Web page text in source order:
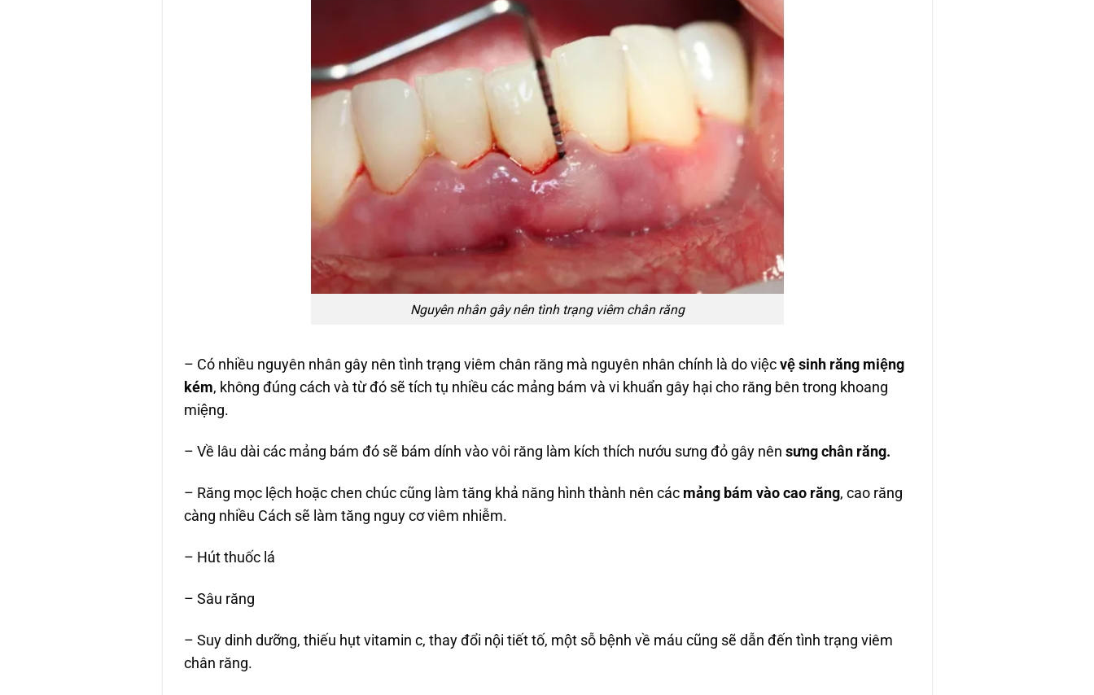
Nguyên nhân gây nên tình trạng viêm chân răng
– Có nhiều nguyên nhân gây nên tình trạng viêm chân răng mà nguyên nhân chính là do việc vệ sinh răng miệng
kém, không đúng cách và từ đó sẽ tích tụ nhiều các mảng bám và vi khuẩn gây hại cho răng bên trong khoang
miệng.
– Về lâu dài các mảng bám đó sẽ bám dính vào vôi răng làm kích thích nướu sưng đỏ gây nên sưng chân răng.
– Răng mọc lệch hoặc chen chúc cũng làm tăng khả năng hình thành nên các mảng bám vào cao răng, cao răng
càng nhiều Cách sẽ làm tăng nguy cơ viêm nhiễm.
– Hút thuốc lá
– Sâu răng
– Suy dinh dưỡng, thiếu hụt vitamin c, thay đổi nội tiết tố, một sỗ bệnh về máu cũng sẽ dẫn đến tình trạng viêm
chân răng.